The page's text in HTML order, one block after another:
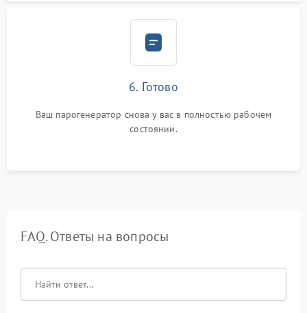
6. Готово
Ваш парогенератор снова у вас в полностью рабочем
состоянии.
FAQ. Ответы на вопросы